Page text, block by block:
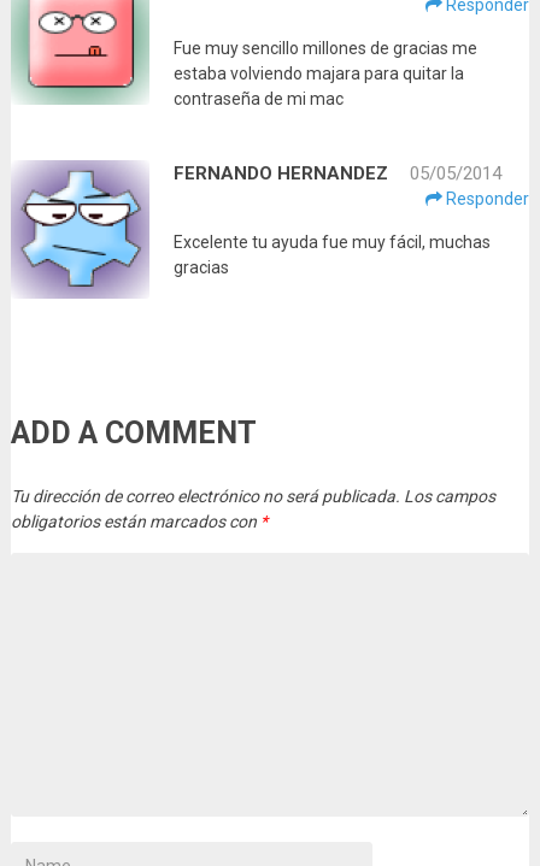
Responder
Fue muy sencillo millones de gracias me
estaba volviendo majara para quitar la
contraseña de mi mac
FERNANDO HERNANDEZ 05/05/2014
Responder
Excelente tu ayuda fue muy fácil, muchas
gracias
ADD A COMMENT
Tu dirección de correo electrónico no será publicada. Los campos
obligatorios están marcados con *